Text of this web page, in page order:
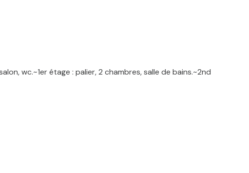
wc.~1er étage : palier, 2 chambres, salle de bains.~2nd